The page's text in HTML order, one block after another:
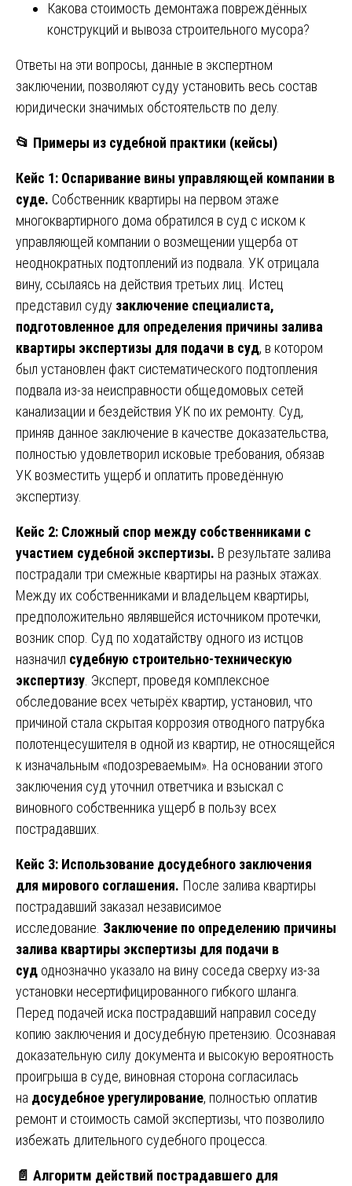
Какова стоимость демонтажа повреждённых
конструкций и вывоза строительного мусора?
Ответы на эти вопросы, данные в экспертном
заключении, позволяют суду установить весь состав
юридически значимых обстоятельств по делу.
📂 Примеры из судебной практики (кейсы)
Кейс 1: Оспаривание вины управляющей компании в
суде. Собственник квартиры на первом этаже
многоквартирного дома обратился в суд с иском к
управляющей компании о возмещении ущерба от
неоднократных подтоплений из подвала. УК отрицала
вину, ссылаясь на действия третьих лиц. Истец
представил суду заключение специалиста,
подготовленное для определения причины залива
квартиры экспертизы для подачи в суд, в котором
был установлен факт систематического подтопления
подвала из-за неисправности общедомовых сетей
канализации и бездействия УК по их ремонту. Суд,
приняв данное заключение в качестве доказательства,
полностью удовлетворил исковые требования, обязав
УК возместить ущерб и оплатить проведённую
экспертизу.
Кейс 2: Сложный спор между собственниками с
участием судебной экспертизы. В результате залива
пострадали три смежные квартиры на разных этажах.
Между их собственниками и владельцем квартиры,
предположительно являвшейся источником протечки,
возник спор. Суд по ходатайству одного из истцов
назначил судебную строительно-техническую
экспертизу . Эксперт, проведя комплексное
обследование всех четырёх квартир, установил, что
причиной стала скрытая коррозия отводного патрубка
полотенцесушителя в одной из квартир, не относящейся
к изначальным «подозреваемым». На основании этого
заключения суд уточнил ответчика и взыскал с
виновного собственника ущерб в пользу всех
пострадавших.
Кейс 3: Использование досудебного заключения
для мирового соглашения. После залива квартиры
пострадавший заказал независимое
исследование. Заключение по определению причины
залива квартиры экспертизы для подачи в
суд однозначно указало на вину соседа сверху из-за
установки несертифицированного гибкого шланга.
Перед подачей иска пострадавший направил соседу
копию заключения и досудебную претензию. Осознавая
доказательную силу документа и высокую вероятность
проигрыша в суде, виновная сторона согласилась
на досудебное урегулирование, полностью оплатив
ремонт и стоимость самой экспертизы, что позволило
избежать длительного судебного процесса.
📄 Алгоритм действий пострадавшего для